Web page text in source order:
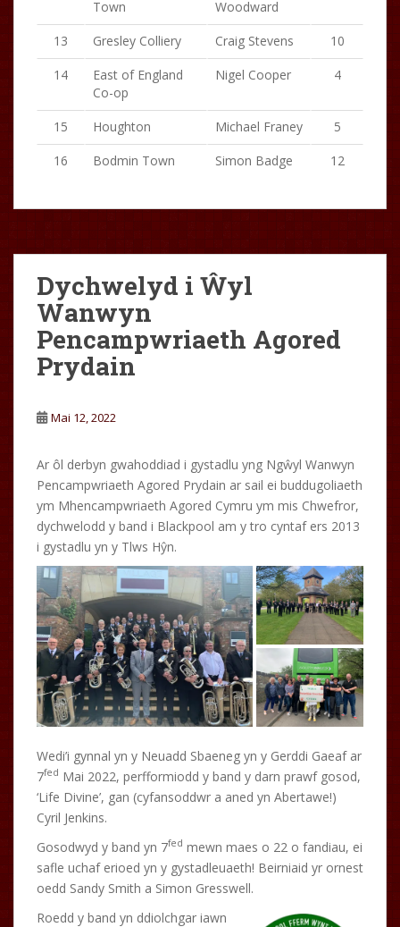
Town
Woodward
13 Gresley Colliery Craig Stevens
10
14
East of England
Co-op
Nigel Cooper 4
15 Houghton Michael Franey
5
16
Bodmin Town Simon Badge 12
Dychwelyd i Ŵyl
Wanwyn
Pencampwriaeth Agored
Prydain
Mai 12, 2022
Ar ôl derbyn gwahoddiad i gystadlu yng Ngŵyl Wanwyn
Pencampwriaeth Agored Prydain ar sail ei buddugoliaeth
ym Mhencampwriaeth Agored Cymru ym mis Chwefror,
dychwelodd y band i Blackpool am y tro cyntaf ers 2013
i gystadlu yn y Tlws Hŷn.
Wedi’i gynnal yn y Neuadd Sbaeneg yn y Gerddi Gaeaf ar
7fed Mai 2022, perfformiodd y band y darn prawf gosod,
‘Life Divine’, gan (cyfansoddwr a aned yn Abertawe!)
Cyril Jenkins.
Gosodwyd y band yn 7fed mewn maes o 22 o fandiau, ei
safle uchaf erioed yn y gystadleuaeth! Beirniaid yr ornest
oedd Sandy Smith a Simon Gresswell.
Roedd y band yn ddiolchgar iawn